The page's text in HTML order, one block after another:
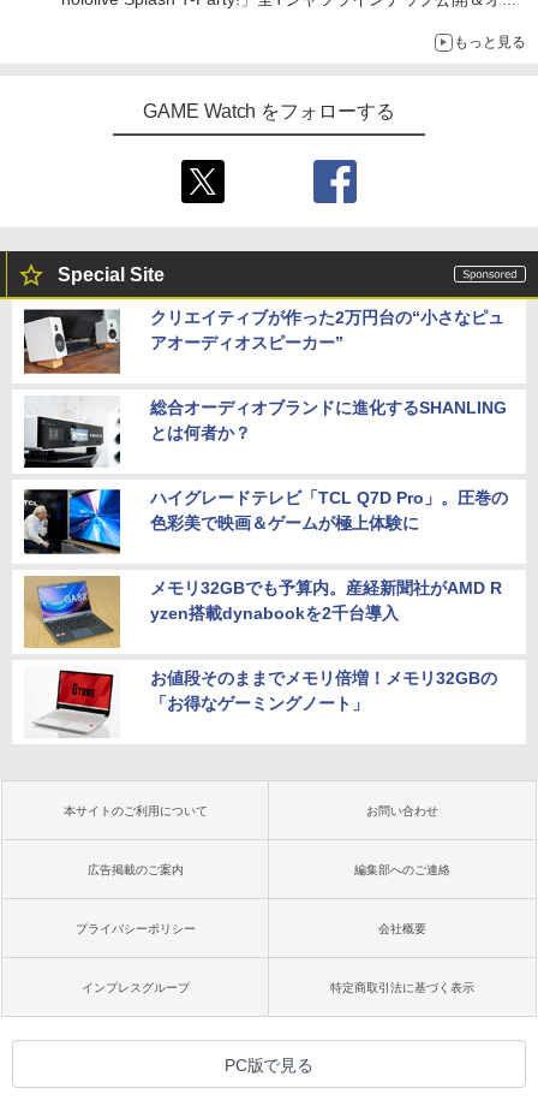
もっと見る
GAME Watch をフォローする
Special Site
クリエイティブが作った2万円台の“小さなピュ
アオーディオスピーカー”
総合オーディオブランドに進化するSHANLING
とは何者か？
ハイグレードテレビ「TCL Q7D Pro」。圧巻の
色彩美で映画＆ゲームが極上体験に
メモリ32GBでも予算内。産経新聞社がAMD R
yzen搭載dynabookを2千台導入
お値段そのままでメモリ倍増！メモリ32GBの
「お得なゲーミングノート」
本サイトのご利用について お問い合わせ
広告掲載のご案内 編集部へのご連絡
プライバシーポリシー 会社概要
インプレスグループ 特定商取引法に基づく表示
PC版で見る